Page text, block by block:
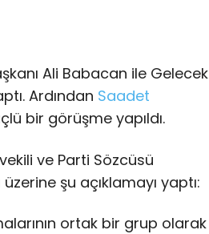
Ali Babacan ile Gelecek
Ardından Saadet
bir görüşme yapıldı.
ve Parti Sözcüsü
şu açıklamayı yaptı:
ortak bir grup olarak